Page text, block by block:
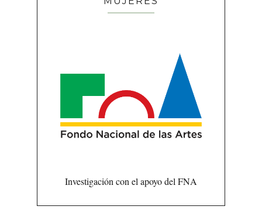
Investigación con el apoyo del FNA